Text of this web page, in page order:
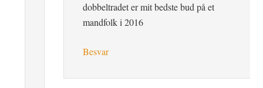
dobbeltradet er mit bedste bud på et
mandfolk i 2016
Besvar